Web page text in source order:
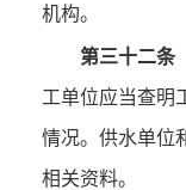
机构。
第三十二条
工单位应当查明
情况。供水单位
相关资料。